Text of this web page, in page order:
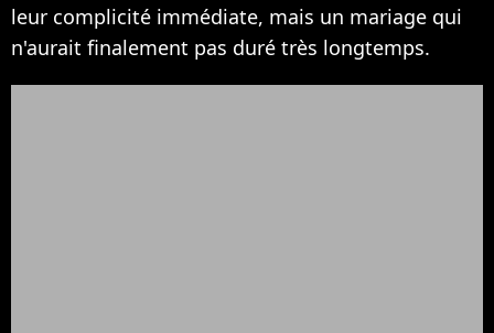
leur complicité immédiate, mais un mariage qui
n'aurait finalement pas duré très longtemps.